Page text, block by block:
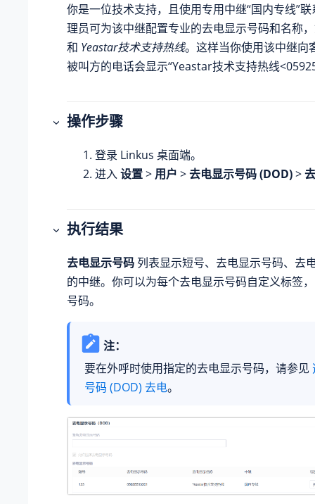
你是一位技术支持，且使用专用中继“国内专线”
理员可为该中继配置专业的去电显示号码和名称
和 Yeastar技术支持热线。这样当你使用该中继向
被叫方的电话会显示“Yeastar技术支持热线
操作步骤
登录 Linkus 桌面端。
进入设置> 用户 >去电显示号码 (DOD)>
执行结果
去电显示号码 列表显示短号、去电显示号码、去
的中继。你可以为每个去电显示号码自定义标签
号码。
注：
要在外呼时使用指定的去电显示号码，请参见
号码 (DOD) 去电。